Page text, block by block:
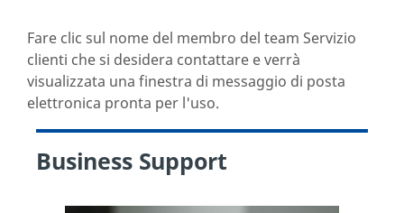
Fare clic sul nome del membro del team Servizio
clienti che si desidera contattare e verrà
visualizzata una finestra di messaggio di posta
elettronica pronta per l'uso.
Business Support